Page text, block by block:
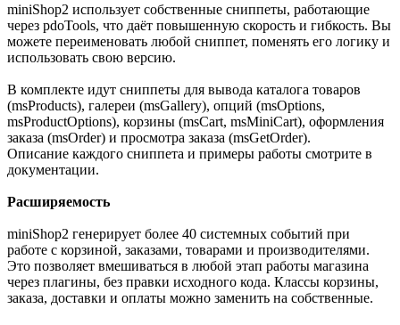
miniShop2 использует собственные сниппеты, работающие
через pdoTools, что даёт повышенную скорость и гибкость. Вы
можете переименовать любой сниппет, поменять его логику и
использовать свою версию.
В комплекте идут сниппеты для вывода каталога товаров
(msProducts), галереи (msGallery), опций (msOptions,
msProductOptions), корзины (msCart, msMiniCart), оформления
заказа (msOrder) и просмотра заказа (msGetOrder).
Описание каждого сниппета и примеры работы смотрите в
документации.
Расширяемость
miniShop2 генерирует более 40 системных событий при
работе с корзиной, заказами, товарами и производителями.
Это позволяет вмешиваться в любой этап работы магазина
через плагины, без правки исходного кода. Классы корзины,
заказа, доставки и оплаты можно заменить на собственные.